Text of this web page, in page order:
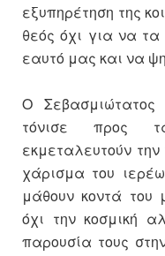
εξυπηρέτηση της
θεός όχι για να τα
εαυτό μας και να
Ο
τόνισε προς
εκμεταλευτούν
χάρισμα του
μάθουν κοντά του
όχι την κοσμική
παρουσία τους